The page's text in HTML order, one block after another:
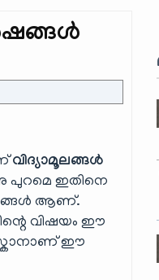
വിദ്യാമൂലങ്ങൾ
പുറമെ ഇതിനെ
ആണ്.
വിഷയം ഈ
സ്കാനാണ് ഈ